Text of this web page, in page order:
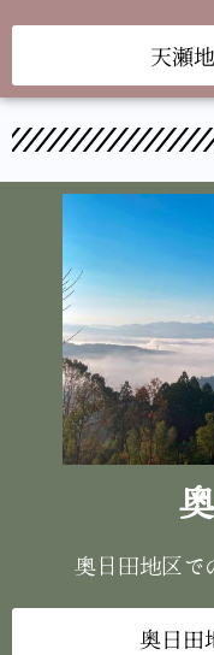
天瀬
奥日田地区で
奥日田